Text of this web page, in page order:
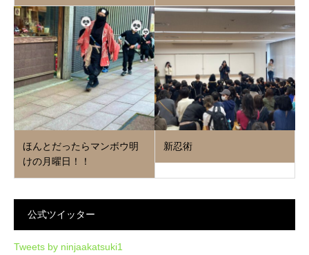
ほんとだったらマンボウ明
けの月曜日！！
新忍術
公式ツイッター
Tweets by ninjaakatsuki1